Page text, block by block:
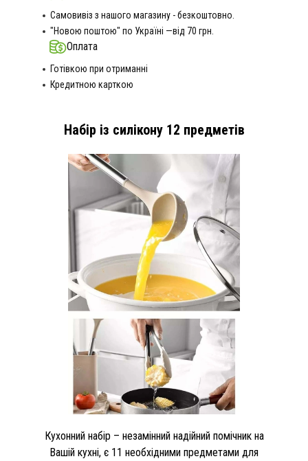
Самовивіз з нашого магазину - безкоштовно.
"Новою поштою" по Україні —від 70 грн.
Оплата
Готівкою при отриманні
Кредитною карткою
Набір із силікону 12 предметів
Кухонний набір – незамінний надійний помічник на
Вашій кухні, є 11 необхідними предметами для